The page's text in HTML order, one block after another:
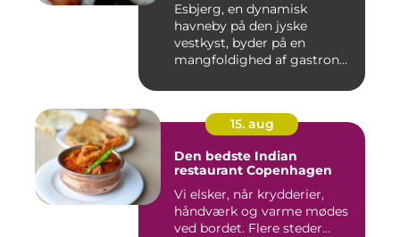
Esbjerg, en dynamisk
havneby på den jyske
vestkyst, byder på en
mangfoldighed af gastron...
15. aug
Den bedste Indian
restaurant Copenhagen
Vi elsker, når krydderier,
håndværk og varme mødes
ved bordet. Flere steder...